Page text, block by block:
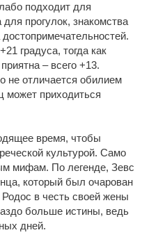
подходит для
прогулок, знакомства
градуса, тогда как
– всего +13.
не отличается обилием
может приходиться
время, чтобы
культурой. Само
мифам. По легенде, Зевс
который был очарован
Родос в честь своей жены
больше истины, ведь
дней.